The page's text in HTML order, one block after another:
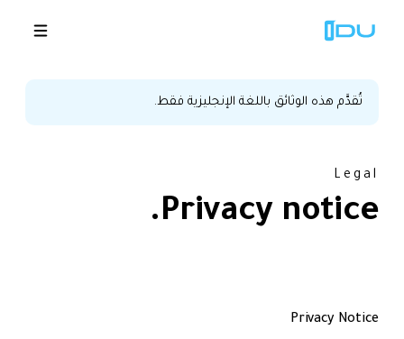
المنصة
تُقدَّم هذه الوثائق باللغة الإنجليزية فقط.
Legal
Privacynotice.
Privacy Notice